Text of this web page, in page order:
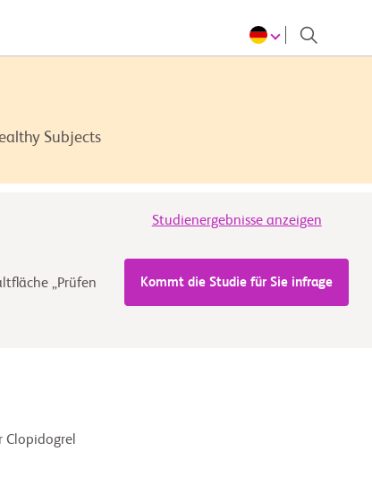
Subjects
Studienergebnisse anzeigen
„Prüfen
Kommt die Studie für Sie infrage